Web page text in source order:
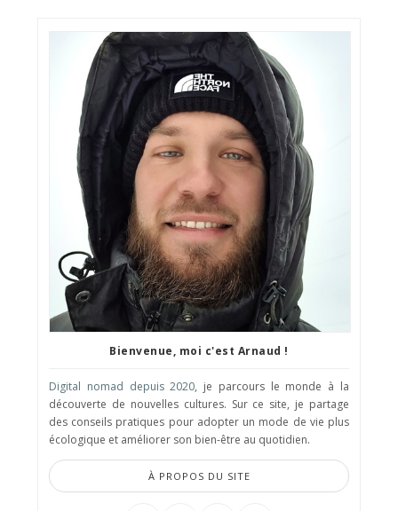
Bienvenue, moi c'est Arnaud !
Digital nomad depuis 2020, je parcours le monde à la
découverte de nouvelles cultures. Sur ce site, je partage
des conseils pratiques pour adopter un mode de vie plus
écologique et améliorer son bien-être au quotidien.
À PROPOS DU SITE